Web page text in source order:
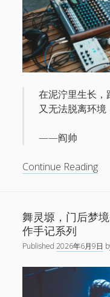
在泥泞里生长
又无法脱离环境
——阎帅
Continue Reading水
个
世
新
专
舞灵塬，门后梦
作手记系列
Published2026年6月9日